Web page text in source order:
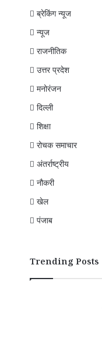
ब्रेकिंग न्यूज
न्यूज
राजनीतिक
उत्तर प्रदेश
मनोरंजन
दिल्ली
शिक्षा
रोचक समाचार
अंतर्राष्ट्रीय
नौकरी
खेल
पंजाब
Trending Posts